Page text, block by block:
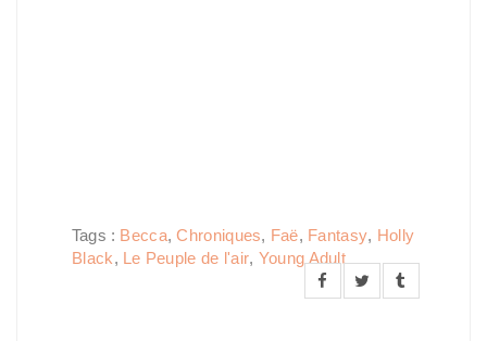
Tags : Becca,Chroniques, Faë, Fantasy, Holly
Black, Le Peuple de l'air, Young Adult